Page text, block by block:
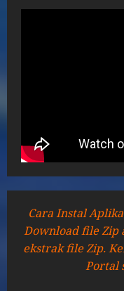
Cara Instal
Download file Zip
ekstrak file Zip.
Portal